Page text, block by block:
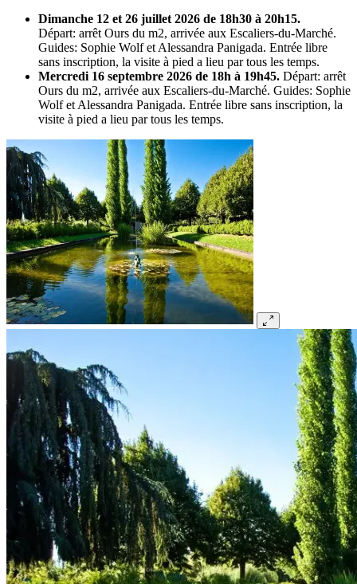
Dimanche 12 et 26 juillet 2026 de 18h30 à 20h15.
Départ: arrêt Ours du m2, arrivée aux Escaliers-du-Marché.
Guides: Sophie Wolf et Alessandra Panigada. Entrée libre
sans inscription, la visite à pied a lieu par tous les temps.
Mercredi 16 septembre 2026 de 18h à 19h45. Départ: arrêt
Ours du m2, arrivée aux Escaliers-du-Marché. Guides: Sophie
Wolf et Alessandra Panigada. Entrée libre sans inscription, la
visite à pied a lieu par tous les temps.